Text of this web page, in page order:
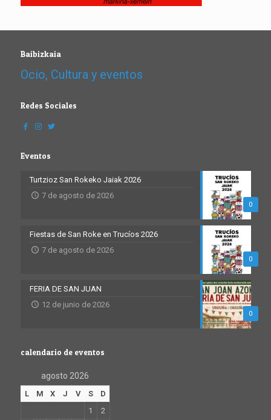
Baibizkaia
Ocio, Cultura y eventos
Redes Sociales
Eventos
0
Turtzioz San Rokeko Jaiak 2026
7 de agosto de 2026
0
Fiestas de San Roke en Trucíos 2026
7 de agosto de 2026
0
FERIA DE SAN JUAN
12 de junio de 2026
calendario de eventos
agosto 2026
L M X J V S
D
1
2